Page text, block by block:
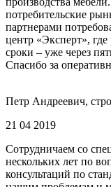
потребительские
партнерами
центр «Эксперт»,
сроки – уже через
Спасибо за
Петр Андреевич,
21 04 2019
Сотрудничаем со
нескольких лет по
консультаций по